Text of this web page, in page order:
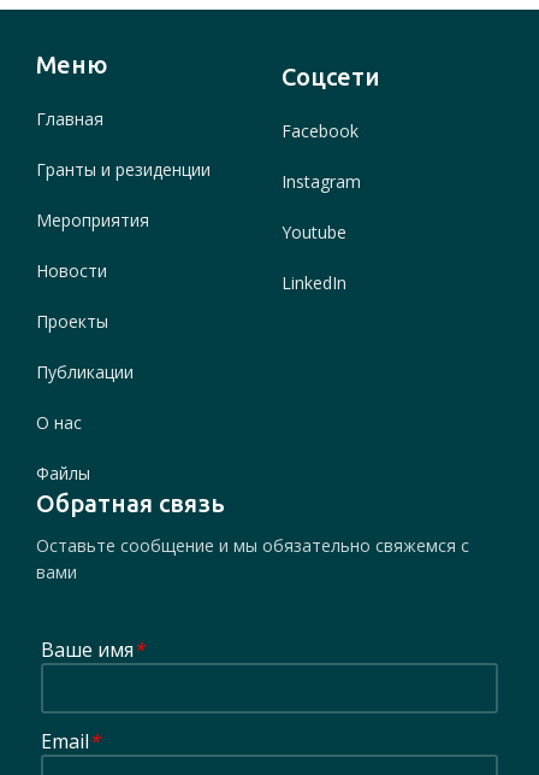
Меню
Главная
Гранты и резиденции
Мероприятия
Новости
Проекты
Публикации
О нас
Файлы
Соцсети
Facebook
Instagram
Youtube
LinkedIn
Обратная связь
Оставьте сообщение и мы обязательно свяжемся с
вами
Ваше имя*
Email*